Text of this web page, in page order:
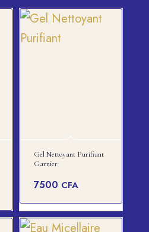
Gel Nettoyant Purifiant
Garnier
7500 CFA